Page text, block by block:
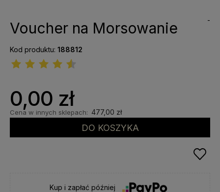
-
Voucher na Morsowanie
Kod produktu: 188812
0,00 zł
Cena w innych sklepach: 477,00 zł
DO KOSZYKA
Kup i zapłać później